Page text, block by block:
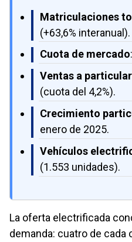
Matriculaciones
(+63,6% interanual).
Cuota de mercado
Ventas a
(cuota del 4,2%).
Crecimiento
enero de 2025.
Vehículos
(1.553 unidades).
La oferta electrificada
demanda: cuatro de